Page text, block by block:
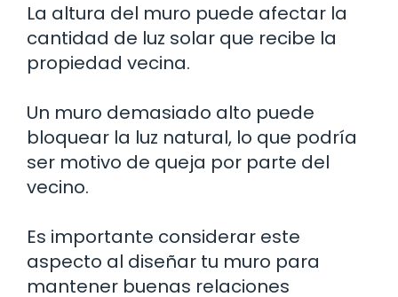
La altura del muro puede afectar la
cantidad de luz solar que recibe la
propiedad vecina.
Un muro demasiado alto puede
bloquear la luz natural, lo que podría
ser motivo de queja por parte del
vecino.
Es importante considerar este
aspecto al diseñar tu muro para
mantener buenas relaciones